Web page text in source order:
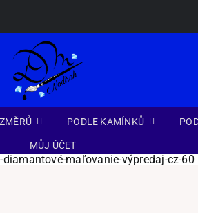
PODLE KAMÍNKŮ
MŮJ ÚČET